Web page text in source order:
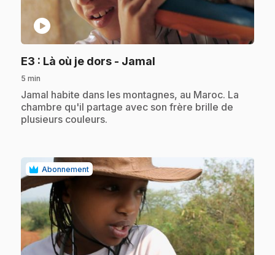
play_circle
E3 : Là où je dors - Jamal
5 min
.Jamal habite dans les montagnes, au Maroc. La
chambre qu'il partage avec son frère brille de
plusieurs couleurs.
Abonnement